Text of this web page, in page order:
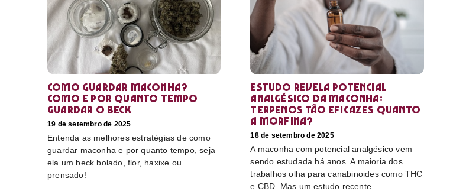
Como guardar maconha?
Como e por quanto tempo
guardar o beck
19 de setembro de 2025
Entenda as melhores estratégias de como
guardar maconha e por quanto tempo, seja
ela um beck bolado, flor, haxixe ou
prensado!
Estudo revela potencial
analgésico da maconha:
terpenos tão eficazes quanto
a morfina?
18 de setembro de 2025
A maconha com potencial analgésico vem
sendo estudada há anos. A maioria dos
trabalhos olha para canabinoides como THC
e CBD. Mas um estudo recente